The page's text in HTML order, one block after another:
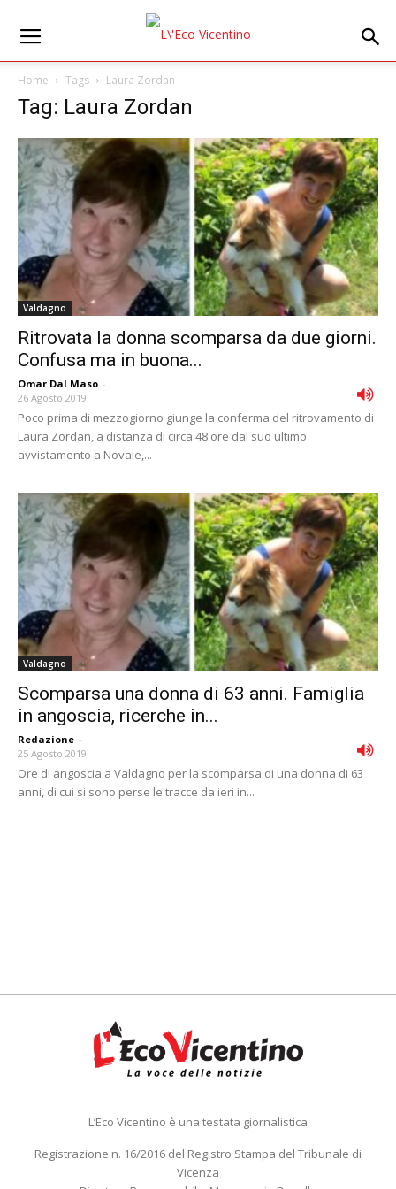
Home Tags Laura Zordan
Tag: Laura Zordan
Valdagno
Ritrovata la donna scomparsa da due giorni.
Confusa ma in buona...
Omar Dal Maso -
26 Agosto 2019
Poco prima di mezzogiorno giunge la conferma del ritrovamento di
Laura Zordan, a distanza di circa 48 ore dal suo ultimo
avvistamento a Novale,...
Valdagno
Scomparsa una donna di 63 anni. Famiglia
in angoscia, ricerche in...
Redazione -
25 Agosto 2019
Ore di angoscia a Valdagno per la scomparsa di una donna di 63
anni, di cui si sono perse le tracce da ieri in...
L’Eco Vicentino è una testata giornalistica
Registrazione n. 16/2016 del Registro Stampa del Tribunale di
Vicenza